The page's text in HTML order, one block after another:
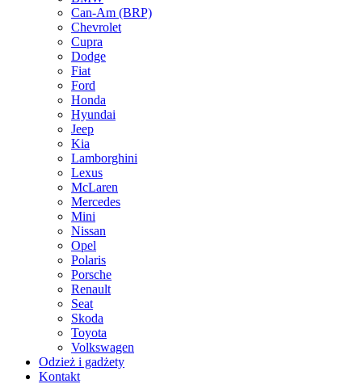
Can-Am (BRP)
Chevrolet
Cupra
Dodge
Fiat
Ford
Honda
Hyundai
Jeep
Kia
Lamborghini
Lexus
McLaren
Mercedes
Mini
Nissan
Opel
Polaris
Porsche
Renault
Seat
Skoda
Toyota
Volkswagen
Odzież i gadżety
Kontakt